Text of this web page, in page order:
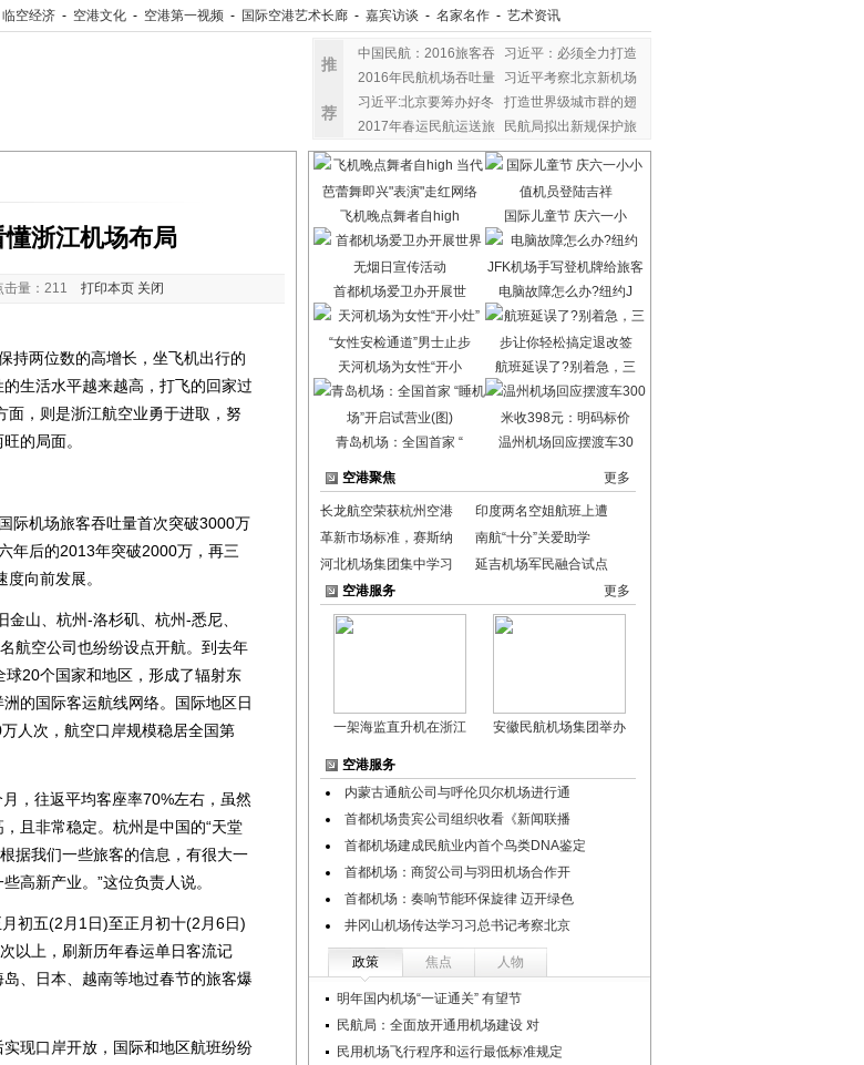
临空经济 - 空港文化 - 空港第一视频 - 国际空港艺术长廊 - 嘉宾访谈 - 名家名作 - 艺术资讯
推
荐
中国民航：2016旅客吞
习近平：必须全力打造
2016年民航机场吞吐量
习近平考察北京新机场
习近平:北京要筹办好冬
打造世界级城市群的翅
2017年春运民航运送旅
民航局拟出新规保护旅
浙江机场布局
量： 211 打印本页 关闭
两位数的高增长，坐飞机出行的
生活水平越来越高，打飞的回家过
，则是浙江航空业勇于进取，努
的局面。
机场旅客吞吐量首次突破3000万
年后的2013年突破2000万，再三
向前发展。
山、杭州-洛杉矶、杭州-悉尼、
航空公司也纷纷设点开航。到去年
20个国家和地区，形成了辐射东
的国际客运航线网络。国际地区日
人次，航空口岸规模稳居全国第
，往返平均客座率70%左右，虽然
且非常稳定。杭州是中国的“天堂
据我们一些旅客的信息，有很大一
高新产业。”这位负责人说。
初五(2月1日)至正月初十(2月6日)
以上，刷新历年春运单日客流记
、日本、越南等地过春节的旅客爆
现口岸开放，国际和地区航班纷纷
飞机晚点舞者自high 国际儿童节 庆六一小
首都机场爱卫办开展世 电脑故障怎么办?纽约J
天河机场为女性“开小 航班延误了?别着急，三
青岛机场：全国首家 “ 温州机场回应摆渡车30
空港聚焦 更多
长龙航空荣获杭州空港
印度两名空姐航班上遭
革新市场标准，赛斯纳
南航“十分”关爱助学
河北机场集团集中学习
延吉机场军民融合试点
空港服务
更多
一架海监直升机在浙江 安徽民航机场集团举办
空港服务
内蒙古通航公司与呼伦贝尔机场进行通
首都机场贵宾公司组织收看《新闻联播
首都机场建成民航业内首个鸟类DNA鉴定
首都机场：商贸公司与羽田机场合作开
首都机场：奏响节能环保旋律 迈开绿色
井冈山机场传达学习习总书记考察北京
政策 焦点 人物
明年国内机场“一证通关” 有望节
民航局：全面放开通用机场建设 对
民用机场飞行程序和运行最低标准规定